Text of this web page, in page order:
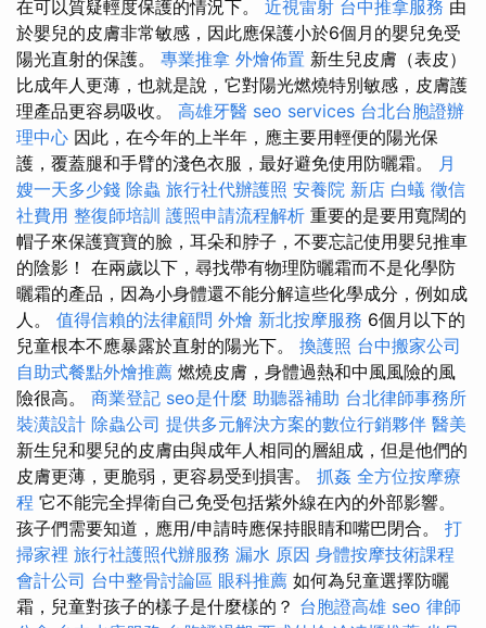
在可以質疑輕度保護的情況下。 近視雷射 台中推拿服務 由
於嬰兒的皮膚非常敏感，因此應保護小於6個月的嬰兒免受
陽光直射的保護。 專業推拿 外燴佈置 新生兒皮膚（表皮）
比成年人更薄，也就是說，它對陽光燃燒特別敏感，皮膚護
理產品更容易吸收。 高雄牙醫 seo services 台北台胞證辦
理中心 因此，在今年的上半年，應主要用輕便的陽光保
護，覆蓋腿和手臂的淺色衣服，最好避免使用防曬霜。
月
嫂一天多少錢 除蟲 旅行社代辦護照 安養院 新店 白蟻 徵信
社費用 整復師培訓 護照申請流程解析 重要的是要用寬闊的
帽子來保護寶寶的臉，耳朵和脖子，不要忘記使用嬰兒推車
的陰影！ 在兩歲以下，尋找帶有物理防曬霜而不是化學防
曬霜的產品，因為小身體還不能分解這些化學成分，例如成
人。 值得信賴的法律顧問 外燴 新北按摩服務 6個月以下的
兒童根本不應暴露於直射的陽光下。 換護照 台中搬家公司
自助式餐點外燴推薦 燃燒皮膚，身體過熱和中風風險的風
險很高。 商業登記 seo是什麼 助聽器補助 台北律師事務所
裝潢設計 除蟲公司 提供多元解決方案的數位行銷夥伴 醫美
新生兒和嬰兒的皮膚由與成年人相同的層組成，但是他們的
皮膚更薄，更脆弱，更容易受到損害。 抓姦 全方位按摩療
程 它不能完全捍衛自己免受包括紫外線在內的外部影響。
孩子們需要知道，應用/申請時應保持眼睛和嘴巴閉合。 打
掃家裡 旅行社護照代辦服務 漏水 原因 身體按摩技術課程
會計公司 台中整骨討論區 眼科推薦 如何為兒童選擇防曬
霜，兒童對孩子的樣子是什麼樣的？ 台胞證高雄 seo 律師